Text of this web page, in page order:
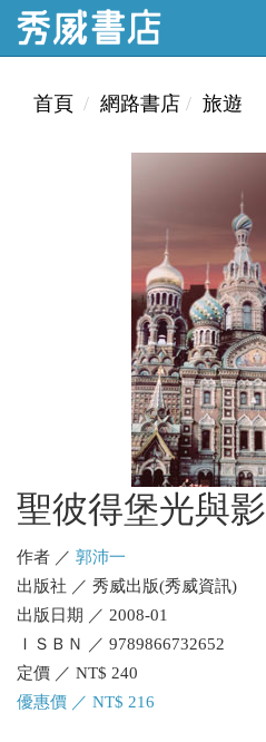
首頁 網路書店 旅遊
聖彼得堡光與影
作者 ／ 郭沛一
出版社 ／ 秀威出版(秀威資訊)
出版日期 ／ 2008-01
ＩＳＢＮ ／ 9789866732652
定價 ／ NT$ 240
優惠價 ／ NT$ 216